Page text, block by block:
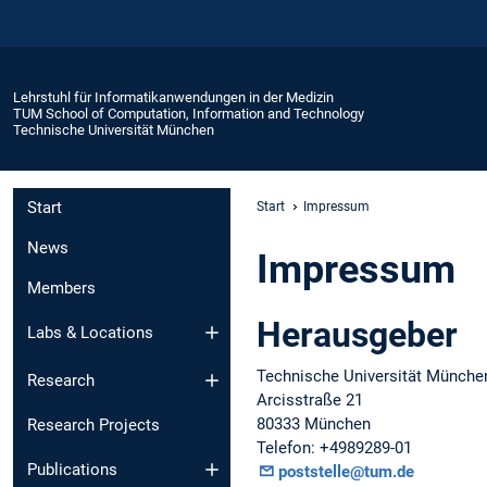
Lehrstuhl für Informatikanwendungen in der Medizin
TUM School of Computation, Information and Technology
Technische Universität München
Start
News
Members
Labs & Locations
Research
Research Projects
Publications
Start Impressum
Impressum
Herausgeber
Technische Universität
Arcisstraße 21
80333 München
Telefon: +4989289-01
poststelle@tum.de